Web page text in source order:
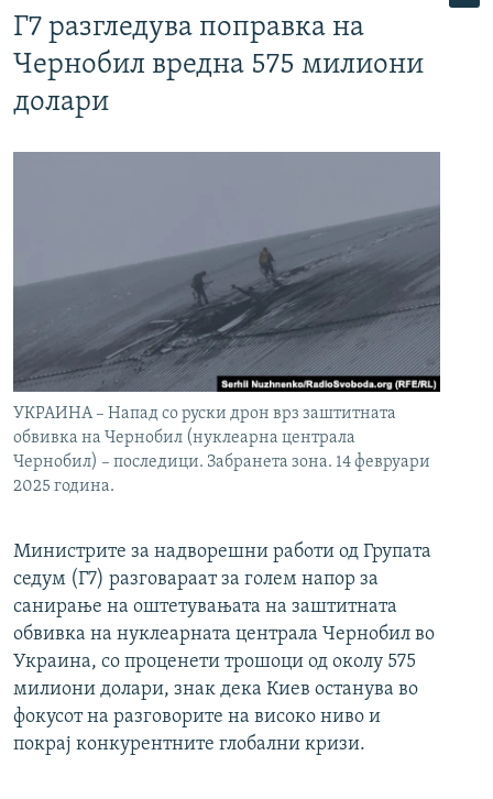
Г7 разгледува поправка на
Чернобил вредна 575 милиони
долари
УКРАИНА – Напад со руски дрон врз заштитната
обвивка на Чернобил (нуклеарна централа
Чернобил) – последици. Забранета зона. 14 февруари
2025 година.
Министрите за надворешни работи од Групата
седум (Г7) разговараат за голем напор за
санирање на оштетувањата на заштитната
обвивка на нуклеарната централа Чернобил во
Украина, со проценети трошоци од околу 575
милиони долари, знак дека Киев останува во
фокусот на разговорите на високо ниво и
покрај конкурентните глобални кризи.